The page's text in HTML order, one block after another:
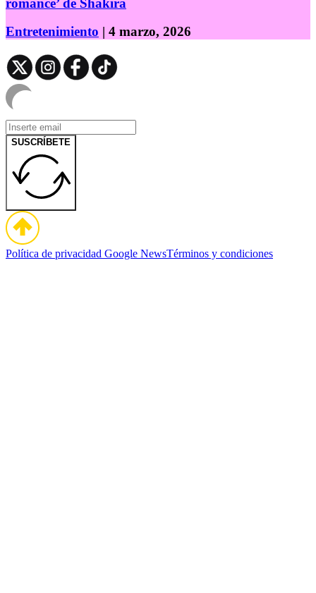
Entretenimiento | 4 marzo, 2026
SUSCRÍBETE
Política de privacidad Google NewsTérminos y condiciones